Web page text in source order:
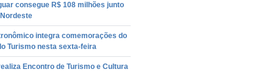
consegue R$ 108 milhões junto
integra comemorações do
Turismo nesta sexta-feira
Encontro de Turismo e Cultura